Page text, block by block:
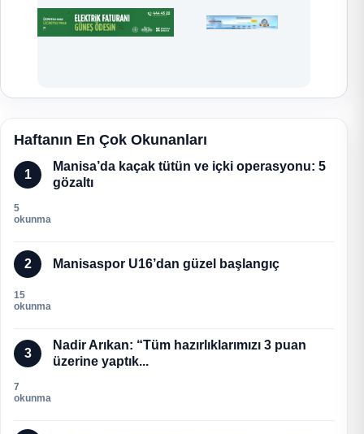
Haftanın En Çok Okunanları
1
Manisa’da kaçak tütün ve içki operasyonu: 5
gözaltı
5
okunma
2 Manisaspor U16’dan güzel başlangıç
15
okunma
3
Nadir Arıkan: “Tüm hazırlıklarımızı 3 puan
üzerine yaptık...
7
okunma